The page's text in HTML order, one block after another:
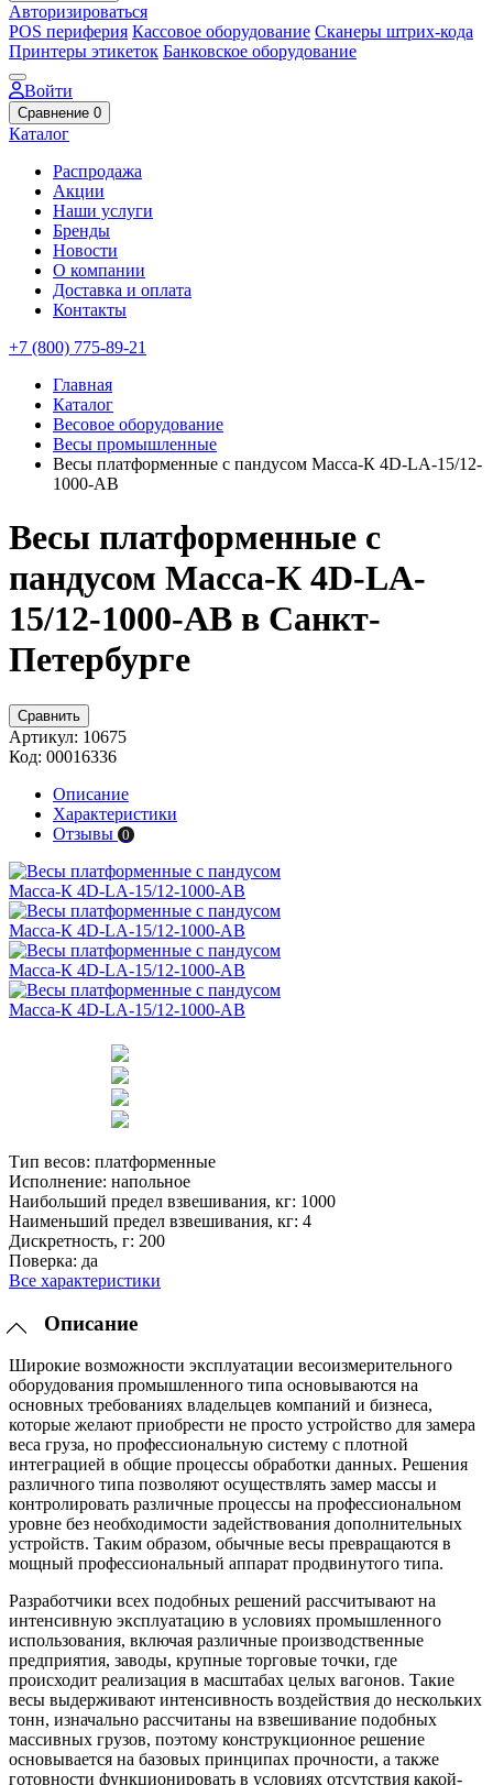
Авторизироваться
POS периферия Кассовое оборудование Сканеры штрих-кода
Принтеры этикеток Банковское оборудование
Войти
Сравнение 0
Каталог
Распродажа
Акции
Наши услуги
Бренды
Новости
О компании
Доставка и оплата
Контакты
+7 (800) 775-89-21
Главная
Каталог
Весовое оборудование
Весы промышленные
Весы платформенные с пандусом Масса-К 4D-LA-15/12-
1000-AB
Весы платформенные с
пандусом Масса-К 4D-LA-
15/12-1000-AB в Санкт-
Петербурге
Сравнить
Артикул: 10675
Код: 00016336
Описание
Характеристики
Отзывы 0
Тип весов: платформенные
Исполнение: напольное
Наибольший предел взвешивания, кг: 1000
Наименьший предел взвешивания, кг: 4
Дискретность, г: 200
Поверка: да
Все характеристики
Описание
Широкие возможности эксплуатации весоизмерительного
оборудования промышленного типа основываются на
основных требованиях владельцев компаний и бизнеса,
которые желают приобрести не просто устройство для замера
веса груза, но профессиональную систему с плотной
интеграцией в общие процессы обработки данных. Решения
различного типа позволяют осуществлять замер массы и
контролировать различные процессы на профессиональном
уровне без необходимости задействования дополнительных
устройств. Таким образом, обычные весы превращаются в
мощный профессиональный аппарат продвинутого типа.
Разработчики всех подобных решений рассчитывают на
интенсивную эксплуатацию в условиях промышленного
использования, включая различные производственные
предприятия, заводы, крупные торговые точки, где
происходит реализация в масштабах целых вагонов. Такие
весы выдерживают интенсивность воздействия до нескольких
тонн, изначально рассчитаны на взвешивание подобных
массивных грузов, поэтому конструкционное решение
основывается на базовых принципах прочности, а также
готовности функционировать в условиях отсутствия какой-